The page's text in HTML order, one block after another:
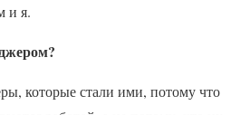
и я.
которые стали ими, потому что